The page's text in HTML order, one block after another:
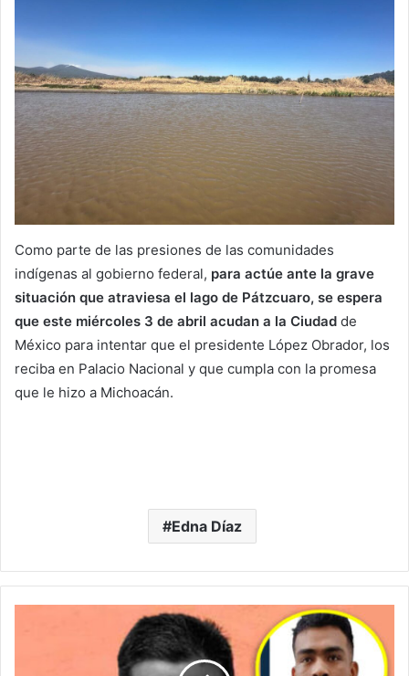
Como parte de las presiones de las comunidades
indígenas al gobierno federal, para actúe ante la grave
situación que atraviesa el lago de Pátzcuaro, se espera
que este miércoles 3 de abril acudan a la Ciudad de
México para intentar que el presidente López Obrador, los
reciba en Palacio Nacional y que cumpla con la promesa
que le hizo a Michoacán.
Edna Díaz